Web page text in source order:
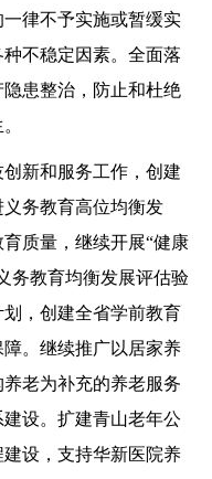
律不予实施或暂缓实
不稳定因素。全面落
患整治，防止和杜绝
新和服务工作，创建
务教育高位均衡发
质量，继续开展“健康
务教育均衡发展评估验
，创建全省学前教育
。继续推广以居家养
老为补充的养老服务
设。扩建青山老年公
设，支持华新医院养